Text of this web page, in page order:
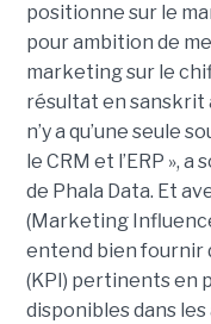
positionne sur le
pour ambition de
marketing sur le
résultat en sanskrit
n’y a qu’une seule
le CRM et l’ERP »,
de Phala Data. Et
(Marketing
entend bien fournir
(KPI) pertinents en
disponibles dans